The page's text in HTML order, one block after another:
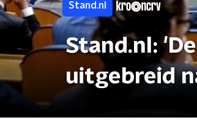
Stand.nl
Stand.nl:
uitgebreid